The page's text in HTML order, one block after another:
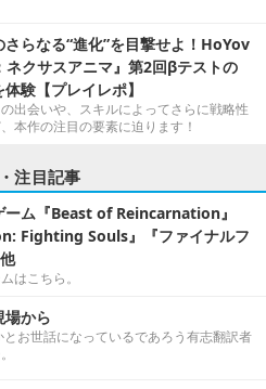
らなる“進化”を目撃せよ！HoYov
クサスアニマ』第2回βテストの
験【プレイレポ】
出会いや、スキルによってさらに戦略性
本作の注目の要素に迫ります！
注目記事
ーム『Beast of Reincarnation』
Fighting Souls』『ファイナルフ
はこちら。
場から
とお世話になっているであろう有志翻訳者